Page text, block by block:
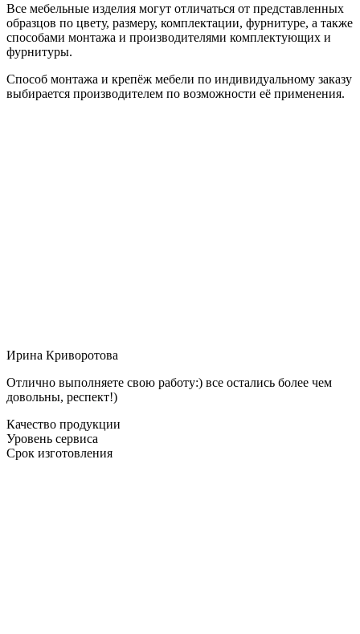
Все мебельные изделия могут отличаться от представленных
образцов по цвету, размеру, комплектации, фурнитуре, а также
способами монтажа и производителями комплектующих и
фурнитуры.
Способ монтажа и крепёж мебели по индивидуальному заказу
выбирается производителем по возможности её применения.
Ирина Криворотова
Отлично выполняете свою работу:) все остались более чем
довольны, респект!)
Качество продукции
Уровень сервиса
Срок изготовления